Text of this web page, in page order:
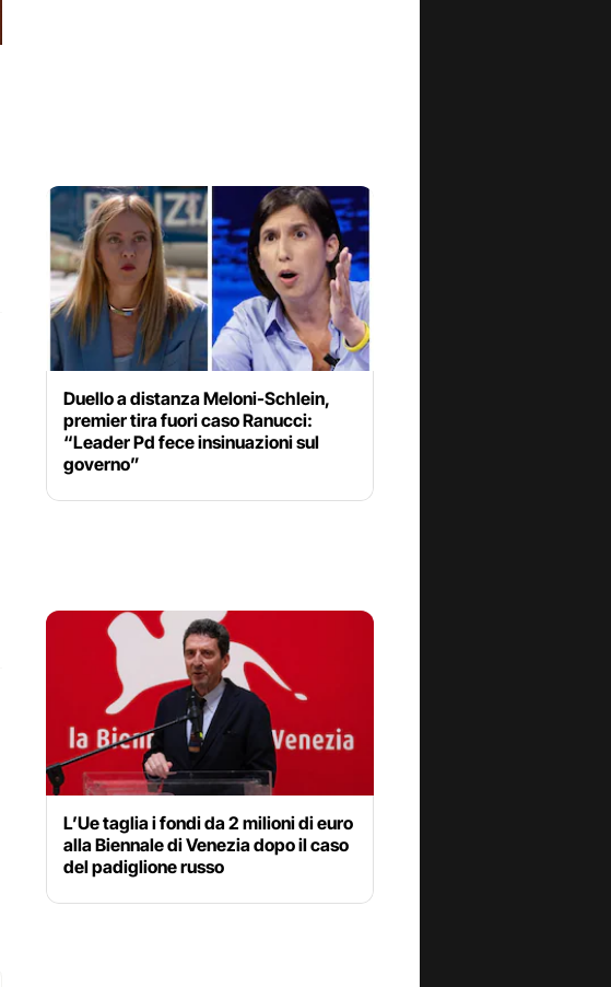
Duello a distanza Meloni-Schlein,
premier tira fuori caso Ranucci:
“Leader Pd fece insinuazioni sul
governo”
L’Ue taglia i fondi da 2 milioni di euro
alla Biennale di Venezia dopo il caso
del padiglione russo